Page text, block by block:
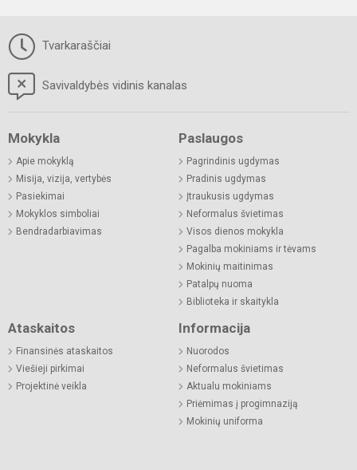
Tvarkaraščiai
Savivaldybės vidinis kanalas
Mokykla
Apie mokyklą
Misija, vizija, vertybės
Pasiekimai
Mokyklos simboliai
Bendradarbiavimas
Paslaugos
Pagrindinis ugdymas
Pradinis ugdymas
Įtraukusis ugdymas
Neformalus švietimas
Visos dienos mokykla
Pagalba mokiniams ir tėvams
Mokinių maitinimas
Patalpų nuoma
Biblioteka ir skaitykla
Ataskaitos
Finansinės ataskaitos
Viešieji pirkimai
Projektinė veikla
Informacija
Nuorodos
Neformalus švietimas
Aktualu mokiniams
Priėmimas į progimnaziją
Mokinių uniforma